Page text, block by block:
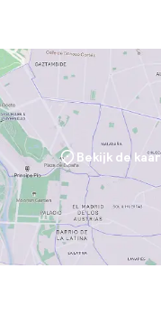
Bekijk de